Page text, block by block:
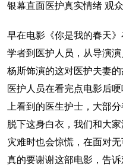
银幕直面医护真实情绪 观
早在电影《你是我的春天
学者到医护人员，从导演
杨斯饰演的这对医护夫妻
医护人员在看完点电影后
上看到的医生护士，大部
脱下这身白衣，我们和大
灾难时也会惊慌，在面对
真的要谢谢这部电影，告